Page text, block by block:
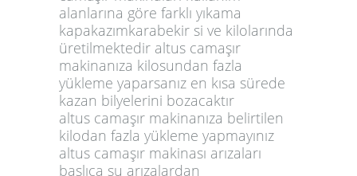
alanlarına göre farklı yıkama
kapakazımkarabekir si ve kilolarında
üretilmektedir altus camaşır
makinanıza kilosundan fazla
yükleme yaparsanız en kısa sürede
kazan bilyelerini bozacaktır
altus camaşır makinanıza belirtilen
kilodan fazla yükleme yapmayınız
altus camaşır makinası arızaları
başlıca şu arızalardan